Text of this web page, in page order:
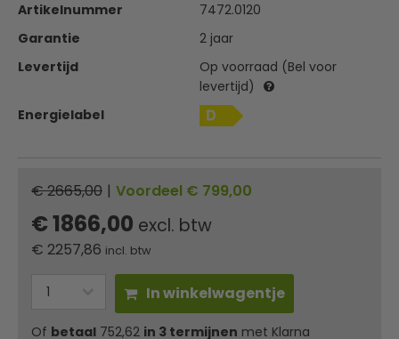
Artikelnummer
7472.0120
Garantie
2 jaar
Levertijd
Op voorraad (Bel voor
levertijd)
Energielabel
€ 2665,00 | Voordeel € 799,00
€ 1866,00 excl. btw
€ 2257,86 incl. btw
In winkelwagentje
Of betaal 752,62 in 3 termijnen met Klarna